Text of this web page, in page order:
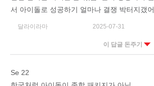
서 아이돌로 성공하기 얼마나 결쟁 박터지갰어
달라이라마 2025-07-31
이 답글 돈주기
Se 22